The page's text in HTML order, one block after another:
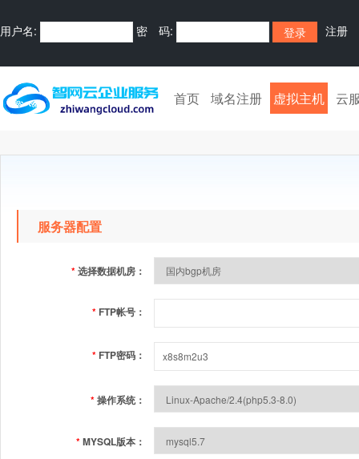
用户名: 密 码: 注册
首页 域名注册 虚拟主机 云
服务器配置
*选择数据机房：
* FTP帐号：
* FTP密码：
*操作系统：
*MYSQL版本：